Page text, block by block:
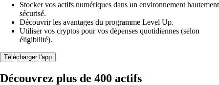
Stocker vos actifs numériques dans un environnement hautement
sécurisé.
Découvrir les avantages du programme Level Up.
Utiliser vos cryptos pour vos dépenses quotidiennes (selon
éligibilité).
Télécharger l'app
Découvrez plus de 400 actifs